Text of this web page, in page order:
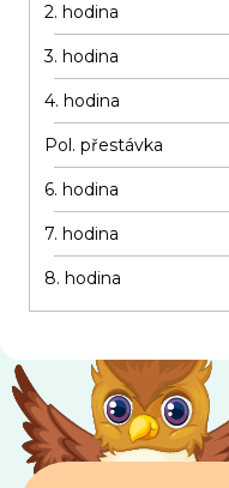
2. hodina
3. hodina
4. hodina
Pol. přestávka
6. hodina
7. hodina
8. hodina